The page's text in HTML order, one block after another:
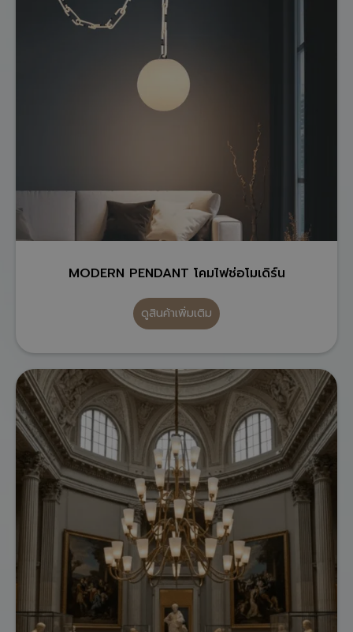
MODERN PENDANT โคมไฟช่อโมเดิร์น
ดูสินค้าเพิ่มเติม